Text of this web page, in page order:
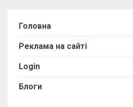
Головна
Реклама на сайті
Login
Блоги